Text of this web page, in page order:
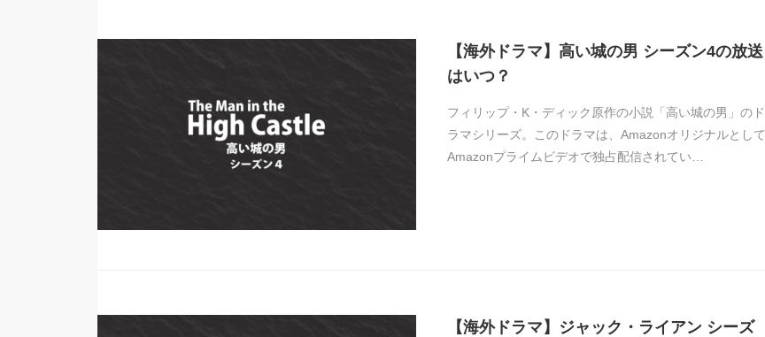
【海外ドラマ】高い城の男 シーズン4の放送
はいつ？
フィリップ・K・ディック原作の小説「高い城の男」のド
ラマシリーズ。このドラマは、Amazonオリジナルとして
Amazonプライムビデオで独占配信されてい…
【海外ドラマ】ジャック・ライアン シーズ